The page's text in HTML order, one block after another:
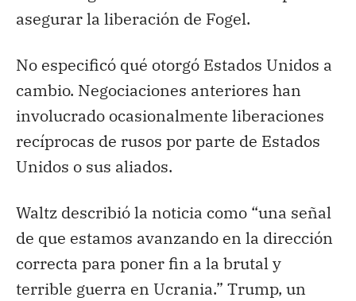
asegurar la liberación de Fogel.
No especificó qué otorgó Estados Unidos a
cambio. Negociaciones anteriores han
involucrado ocasionalmente liberaciones
recíprocas de rusos por parte de Estados
Unidos o sus aliados.
Waltz describió la noticia como “una señal
de que estamos avanzando en la dirección
correcta para poner fin a la brutal y
terrible guerra en Ucrania.” Trump, un